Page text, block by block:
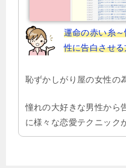
運命の赤い糸
性に告白させ
恥ずかしがり屋の女性の
憧れの大好きな男性から
に様々な恋愛テクニック